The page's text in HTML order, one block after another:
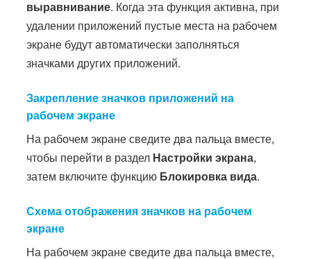
выравнивание. Когда эта функция активна, при
удалении приложений пустые места на рабочем
экране будут автоматически заполняться
значками других приложений.
Закрепление значков приложений на
рабочем экране
На рабочем экране сведите два пальца вместе,
чтобы перейти в раздел Настройки экрана,
затем включите функцию Блокировка вида.
Схема отображения значков на рабочем
экране
На рабочем экране сведите два пальца вместе,